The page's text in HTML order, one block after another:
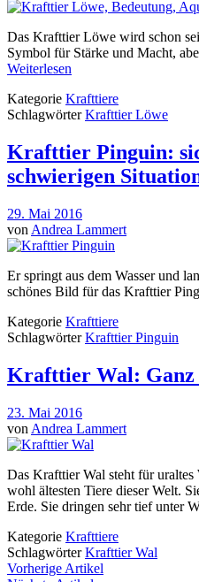
Das Krafttier Löwe wird schon
Symbol für Stärke und Macht,
Weiterlesen
Kategorie Krafttiere
SchlagwörterKrafttier Löwe
Krafttier Pinguin:
schwierigen
29. Mai 2016
von Andrea Lammert
Er springt aus dem Wasser und
schönes Bild für das Krafttier
Kategorie Krafttiere
SchlagwörterKrafttier Pinguin
Krafttier Wal: Ganz
23. Mai 2016
von Andrea Lammert
Das Krafttier Wal steht für
wohl ältesten Tiere dieser Welt.
Erde. Sie dringen sehr tief unter
Kategorie Krafttiere
SchlagwörterKrafttier Wal
Vorherige Artikel